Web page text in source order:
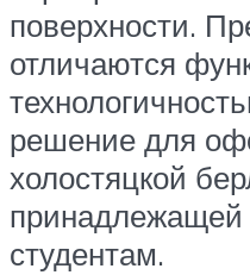
поверхности.
отличаются
решение для
холостяцкой
принадлежащей
студентам.